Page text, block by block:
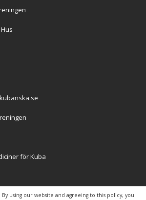
using our website and agreeing to this policy, you
för Kuba